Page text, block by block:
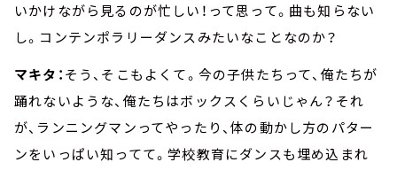
いかけながら見るのが忙しい！って思って。曲も知らない
し。コンテンポラリーダンスみたいなことなのか？
マキタ：そう、そこもよくて。今の子供たちって、俺たちが
踊れないような、俺たちはボックスくらいじゃん？それ
が、ランニングマンってやったり、体の動かし方のパター
ンをいっぱい知ってて。学校教育にダンスも埋め込まれ